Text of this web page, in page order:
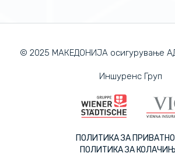
© 2025 МАКЕДОНИЈА осигурување
Иншуренс Груп
ПОЛИТИКА ЗА
ПОЛИТИКА ЗА